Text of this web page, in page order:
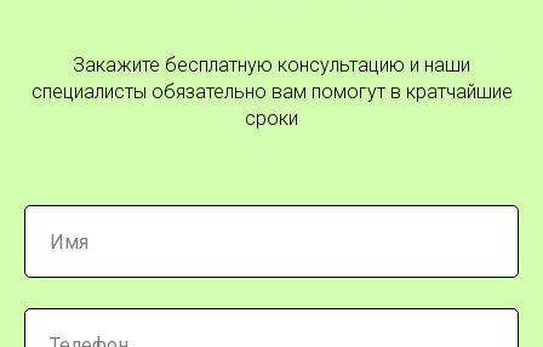
Закажите бесплатную консультацию и наши
специалисты обязательно вам помогут в кратчайшие
сроки